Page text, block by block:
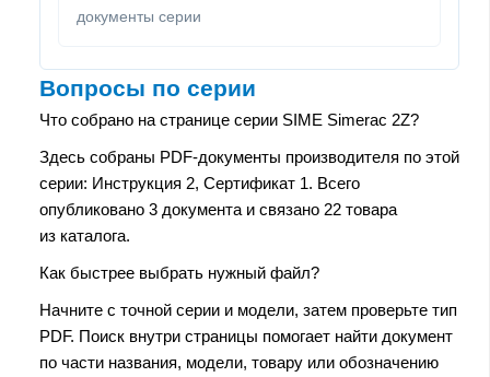
документы серии
Вопросы по серии
Что собрано на странице серии SIME Simerac 2Z?
Здесь собраны PDF-документы производителя по этой
серии: Инструкция 2, Сертификат 1. Всего
опубликовано 3 документа и связано 22 товара
из каталога.
Как быстрее выбрать нужный файл?
Начните с точной серии и модели, затем проверьте тип
PDF. Поиск внутри страницы помогает найти документ
по части названия, модели, товару или обозначению